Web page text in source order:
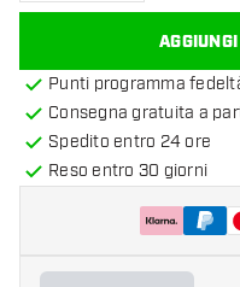
Punti programma
Consegna gratuita a
Spedito entro 24 ore
Reso entro 30 giorni